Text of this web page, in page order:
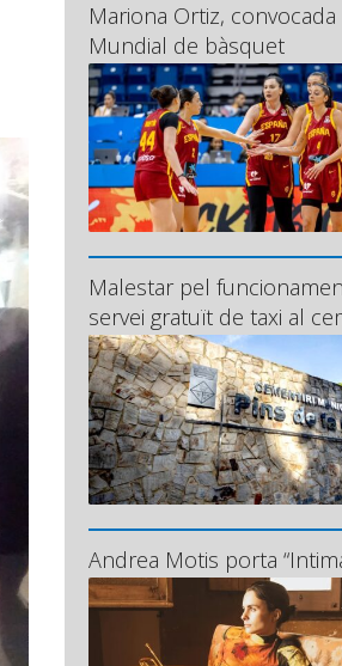
Mariona Ortiz,
Mundial de bàsquet
Malestar pel
servei gratuït de taxi al
Andrea Motis porta